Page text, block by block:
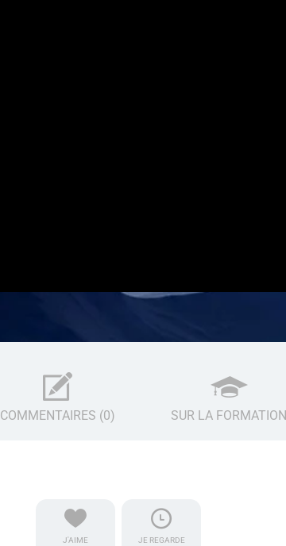
COMMENTAIRES (0) SUR LA FORMATION
J'AIME
JE REGARDE